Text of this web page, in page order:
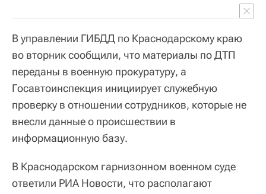
В управлении ГИБДД по Краснодарскому краю
во вторник сообщили, что материалы по ДТП
переданы в военную прокуратуру, а
Госавтоинспекция инициирует служебную
проверку в отношении сотрудников, которые не
внесли данные о происшествии в
информационную базу.
В Краснодарском гарнизонном военном суде
ответили РИА Новости, что располагают